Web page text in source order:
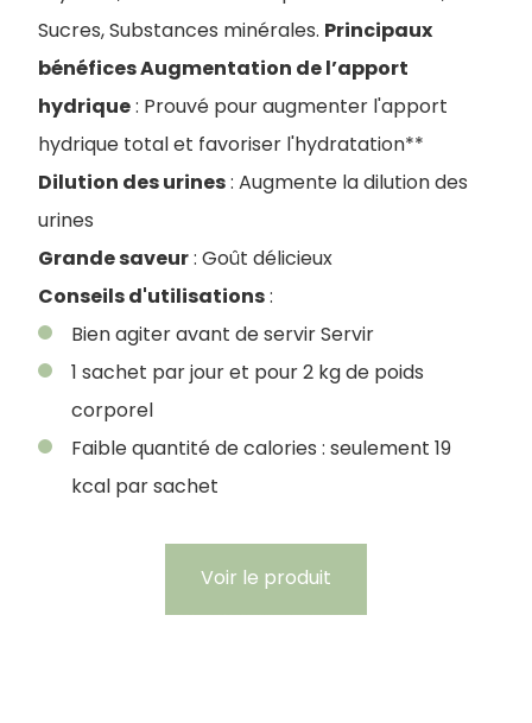
Sucres, Substances minérales. Principaux
bénéfices Augmentation de l’apport
hydrique: Prouvé pour augmenter l'apport
hydrique total et favoriser l'hydratation**
Dilution des urines: Augmente la dilution des
urines
Grande saveur: Goût délicieux
Conseils d'utilisations:
Bien agiter avant de servir Servir
1 sachet par jour et pour 2 kg de poids
corporel
Faible quantité de calories : seulement 19
kcal par sachet
Voir le produit